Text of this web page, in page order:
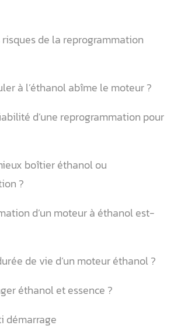
de la reprogrammation
à l’éthanol abîme le moteur ?
d’une reprogrammation pour
boîtier éthanol ou
?
d’un moteur à éthanol est-
de vie d’un moteur éthanol ?
éthanol et essence ?
démarrage